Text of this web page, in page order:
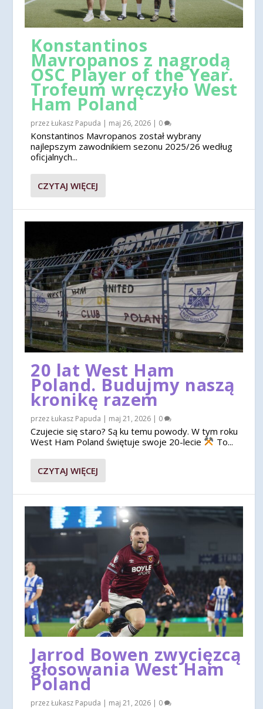
Konstantinos
Mavropanos z nagrodą
OSC Player of the Year.
Trofeum wręczyło West
Ham Poland
przezŁukasz Papuda | maj 26, 2026 | 0
Konstantinos Mavropanos został wybrany
najlepszym zawodnikiem sezonu 2025/26 według
oficjalnych...
CZYTAJ WIĘCEJ
20 lat West Ham
Poland. Budujmy naszą
kronikę razem
przezŁukasz Papuda | maj 21, 2026 | 0
Czujecie się staro? Są ku temu powody. W tym roku
West Ham Poland świętuje swoje 20-lecie
To...
CZYTAJ WIĘCEJ
Jarrod Bowen zwycięzcą
głosowania West Ham
Poland
przezŁukasz Papuda | maj 21, 2026 | 0